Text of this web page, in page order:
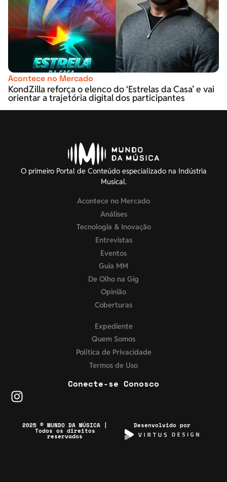
Acontece no Mercado
KondZilla reforça o elenco do ‘Estrelas da Casa’ e vai
orientar a trajetória digital dos participantes
O primeiro Portal de Conteúdo especializado na Indústria
Musical.
Acontece no Mercado
Análises
Tecnologia & Inovação
Entrevistas
Eventos
Guia MM
De Olho na Gig
Opinião
Coberturas
Expediente
Quem Somos
Política de Privacidade
Termos de Uso
Conecte-se Conosco
2025 © MUNDO DA MÚSICA |
Todos os direitos
reservados
Desenvolvido por